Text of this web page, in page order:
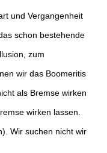
und Vergangenheit
schon bestehende
zum
wir das Boomeritis
als Bremse wirken
wirken lassen.
Wir suchen nicht wir